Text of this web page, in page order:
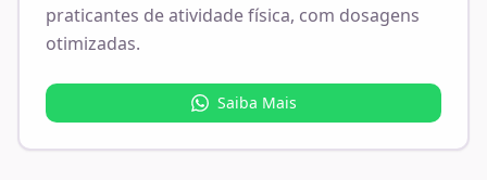
praticantes de atividade física, com dosagens
otimizadas.
Saiba Mais